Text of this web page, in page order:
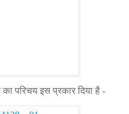
परिचय इस प्रकार दिया है -